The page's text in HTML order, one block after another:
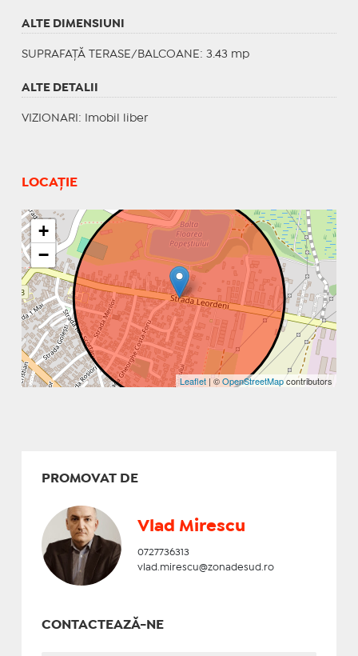
ALTE DIMENSIUNI
SUPRAFAȚĂ TERASE/BALCOANE: 3.43 mp
ALTE DETALII
VIZIONARI : Imobil liber
LOCAȚIE
+
−
Leaflet | ©OpenStreetMapcontributors
PROMOVAT DE
Vlad Mirescu
0727736313
vlad.mirescu@zonadesud.ro
CONTACTEAZĂ-NE